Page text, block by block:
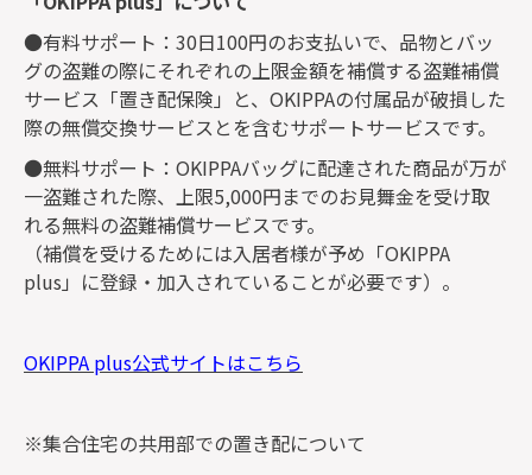
●有料サポート：30日100円のお支払いで、品物とバッ
グの盗難の際にそれぞれの上限金額を補償する盗難補償
サービス「置き配保険」と、OKIPPAの付属品が破損した
際の無償交換サービスとを含むサポートサービスです。
●無料サポート：OKIPPAバッグに配達された商品が万が
一盗難された際、上限5,000円までのお見舞金を受け取
れる無料の盗難補償サービスです。
（補償を受けるためには入居者様が予め「OKIPPA
plus」に登録・加入されていることが必要です）。
OKIPPA plus公式サイトはこちら
※集合住宅の共用部での置き配について